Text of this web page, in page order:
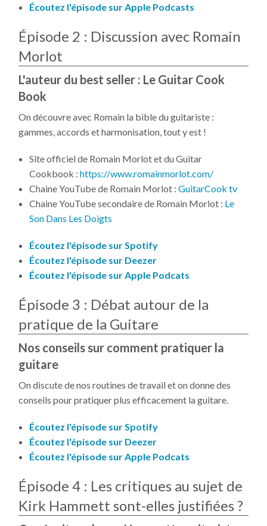
Écoutez l'épisode sur Apple Podcasts
Épisode 2 : Discussion avec Romain
Morlot
L'auteur du best seller : Le Guitar Cook
Book
On découvre avec Romain la bible du guitariste :
gammes, accords et harmonisation, tout y est !
Site officiel de Romain Morlot et du Guitar
Cookbook : https://www.romainmorlot.com/
Chaine YouTube de Romain Morlot : GuitarCook tv
Chaine YouTube secondaire de Romain Morlot : Le
Son Dans Les Doigts
Écoutez l'épisode sur Spotify
Écoutez l'épisode sur Deezer
Écoutez l'épisode sur Apple Podcats
Épisode 3 : Débat autour de la
pratique de la Guitare
Nos conseils sur comment pratiquer la
guitare
On discute de nos routines de travail et on donne des
conseils pour pratiquer plus efficacement la guitare.
Écoutez l'épisode sur Spotify
Écoutez l'épisode sur Deezer
Écoutez l'épisode sur Apple Podcats
Épisode 4 : Les critiques au sujet de
Kirk Hammett sont-elles justifiées ?